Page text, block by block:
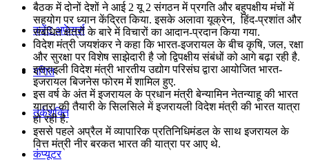
करेंट अफेयर्स
गणित
तर्कशक्ति
कंप्यूटर
बैठक में दोनों देशों ने आई 2 यू 2 संगठन में प्रगति और बहुपक्षीय मंचों में
सहयोग पर ध्यान केंद्रित किया. इसके अलावा यूक्रेन, हिंद-प्रशांत और
संबंधित क्षेत्रों के बारे में विचारों का आदान-प्रदान किया गया.
विदेश मंत्री जयशंकर ने कहा कि भारत-इजरायल के बीच कृषि, जल, रक्षा
और सुरक्षा पर विशेष साझेदारी है जो द्विपक्षीय संबंधों को आगे बढ़ा रही है.
इस्राइली विदेश मंत्री भारतीय उद्योग परिसंघ द्वारा आयोजित भारत-
इजरायल बिजनेस फोरम में शामिल हुए.
इस वर्ष के अंत में इजरायल के प्रधान मंत्री बेन्यामिन नेतन्याहू की भारत
यात्रा की तैयारी के सिलसिले में इजरायली विदेश मंत्री की भारत यात्रा
हो रही है.
इससे पहले अप्रैल में व्यापारिक प्रतिनिधिमंडल के साथ इजरायल के
वित्त मंत्री नीर बरकत भारत की यात्रा पर आए थे.